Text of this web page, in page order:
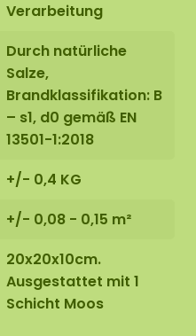
Verarbeitung
Durch natürliche
Salze,
Brandklassifikation: B
– s1, d0 gemäß EN
13501-1:2018
+/- 0,4 KG
+/- 0,08 - 0,15 m²
20x20x10cm.
Ausgestattet mit 1
Schicht Moos